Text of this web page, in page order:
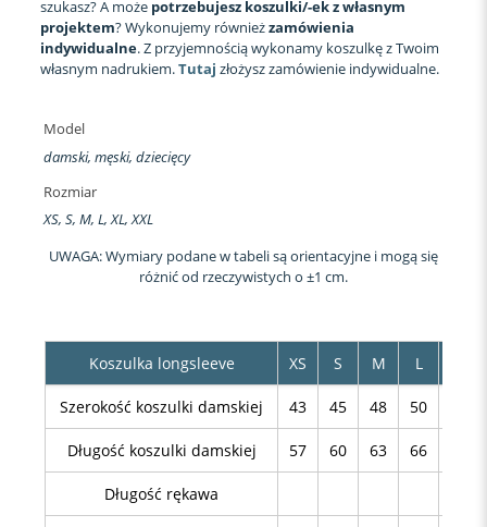
szukasz? A może potrzebujesz koszulki/-ek z własnym
projektem? Wykonujemy równieżzamówienia
indywidualne. Z przyjemnością wykonamy koszulkę z Twoim
własnym nadrukiem.Tutaj złożysz zamówienie indywidualne.
Model
damski, męski, dziecięcy
Rozmiar
XS, S, M, L, XL, XXL
UWAGA: Wymiary podane w tabeli są orientacyjne i mogą się
różnić od rzeczywistych o ±1 cm.
Koszulka longsleeve XS S M L
Szerokość koszulki damskiej 43 45 48 50
Długość koszulki damskiej 57 60 63 66
Długość rękawa